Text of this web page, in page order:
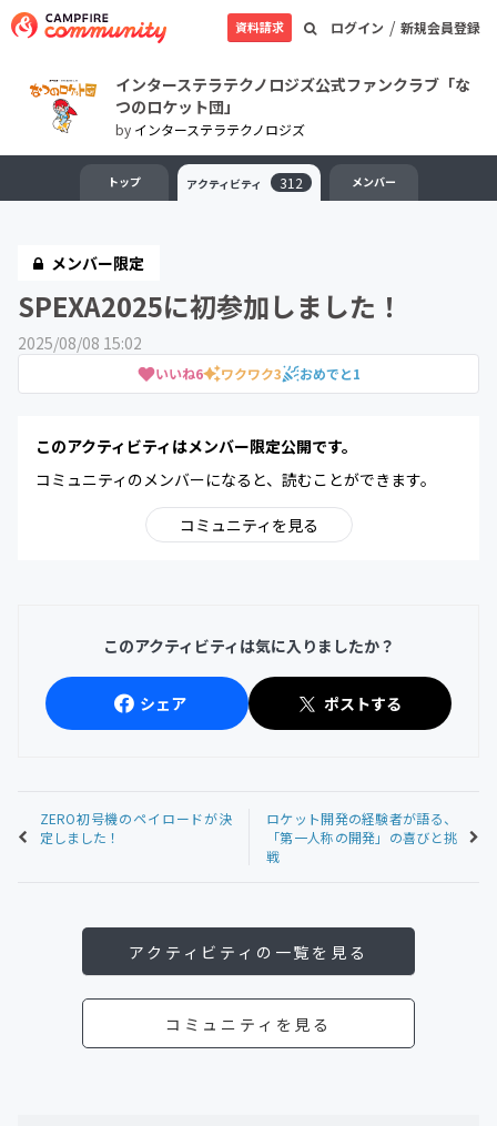
ログイン / 新規会員登録
資料請求
インターステラテクノロジズ公式ファンクラブ「な
つのロケット団」
by インターステラテクノロジズ
トップ アクティビティ 312 メンバー
メンバー限定
SPEXA2025に初参加しました！
2025/08/08 15:02
いいね6 ワクワク3 おめでと1
このアクティビティはメンバー限定公開です。
コミュニティのメンバーになると、読むことができます。
コミュニティを見る
このアクティビティは気に入りましたか？
シェア ポストする
ZERO初号機のペイロードが決
定しました！
ロケット開発の経験者が語る、
「第一人称の開発」の喜びと挑
戦
アクティビティの一覧を見る
コミュニティを見る